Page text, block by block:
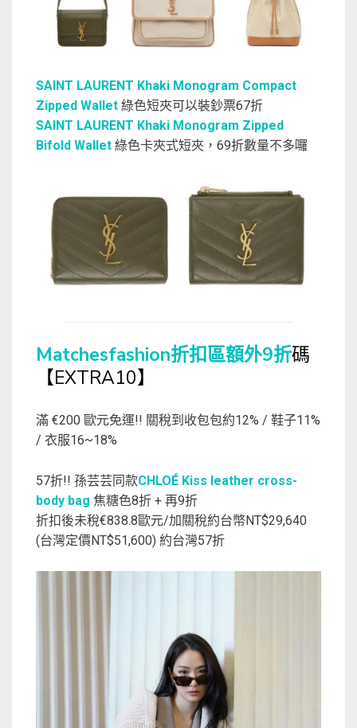
SAINT LAURENT Khaki Monogram Compact
Zipped Wallet 綠色短夾可以裝鈔票67折
SAINT LAURENT Khaki Monogram Zipped
Bifold Wallet 綠色卡夾式短夾，69折數量不多囉
Matchesfashion折扣區額外9折碼
【EXTRA10】
滿 €200 歐元免運!! 關稅到收包包約12% / 鞋子11%
/ 衣服16~18%
57折!! 孫芸芸同款CHLOÉ Kiss leather cross-
body bag 焦糖色8折 + 再9折
折扣後未稅€838.8歐元/加關稅約台幣NT$29,640
(台灣定價NT$51,600) 約台灣57折